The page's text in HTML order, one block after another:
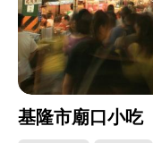
基隆市廟口小吃